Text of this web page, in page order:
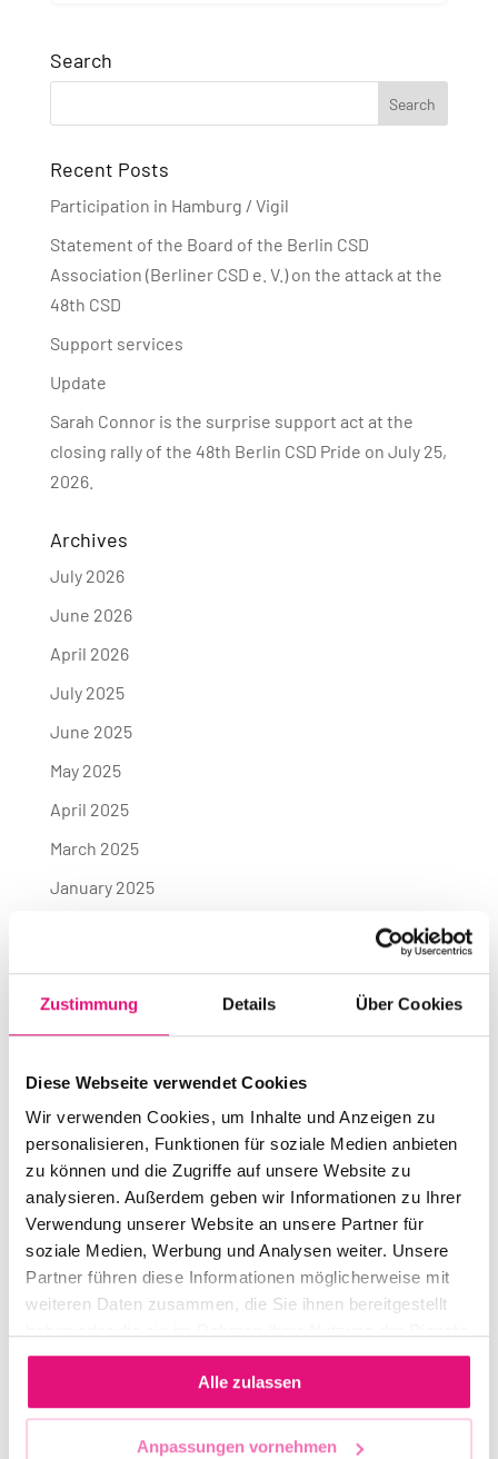
Zustimmung Details Über Cookies
Diese Webseite verwendet Cookies
Wir verwenden Cookies, um Inhalte und Anzeigen zu
personalisieren, Funktionen für soziale Medien anbieten
zu können und die Zugriffe auf unsere Website zu
analysieren. Außerdem geben wir Informationen zu Ihrer
Verwendung unserer Website an unsere Partner für
soziale Medien, Werbung und Analysen weiter. Unsere
Partner führen diese Informationen möglicherweise mit
weiteren Daten zusammen, die Sie ihnen bereitgestellt
gesammelt haben.
Alle zulassen
Anpassungen vornehmen
Search
Recent Posts
Participation in Hamburg / Vigil
Statement of the Board of the Berlin CSD
Association (Berliner CSD e. V.) on the attack at the
48th CSD
Support services
Update
Sarah Connor is the surprise support act at the
closing rally of the 48th Berlin CSD Pride on July 25,
2026.
Archives
July 2026
June 2026
April 2026
July 2025
June 2025
May 2025
April 2025
March 2025
January 2025
July 2024
June 2024
May 2024
April 2024
March 2024
July 2023
June 2023
April 2023
December 2022
August 2022